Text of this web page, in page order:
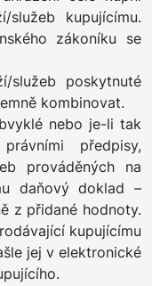
kupujícímu.
zákoníku se
služeb poskytnuté
kombinovat.
nebo je-li tak
předpisy,
prováděných na
daňový doklad –
z přidané hodnoty.
kupujícímu
jej v elektronické